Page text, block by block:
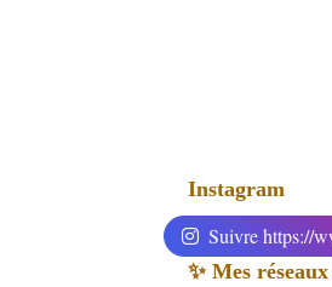
Instagram
Suivre https://
✨ Mes